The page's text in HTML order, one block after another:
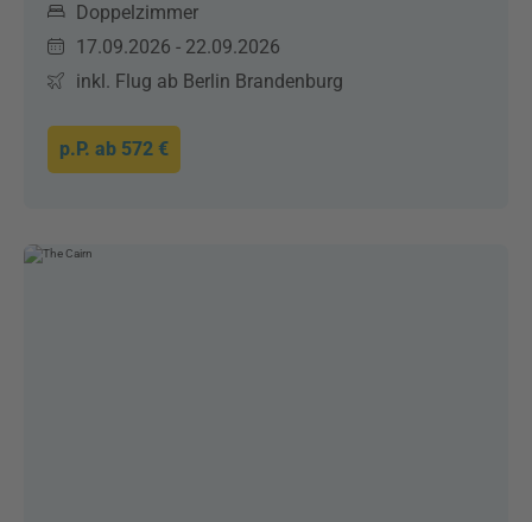
Doppelzimmer
17.09.2026 - 22.09.2026
inkl. Flug ab Berlin Brandenburg
p.P. ab 572 €